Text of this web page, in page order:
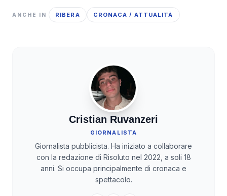
ANCHE IN RIBERA CRONACA / ATTUALITÀ
Cristian Ruvanzeri
GIORNALISTA
Giornalista pubblicista. Ha iniziato a collaborare
con la redazione di Risoluto nel 2022, a soli 18
anni. Si occupa principalmente di cronaca e
spettacolo.